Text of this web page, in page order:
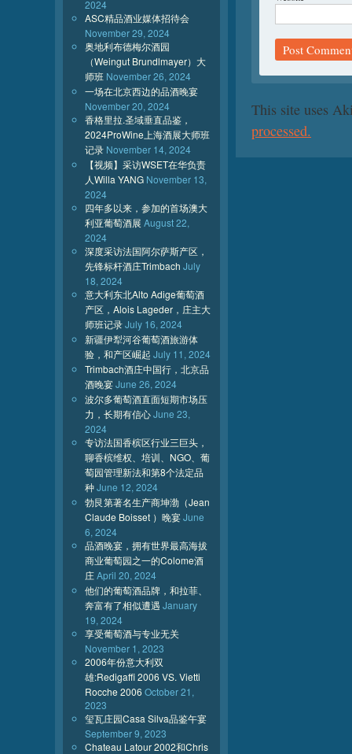
This site uses
processed.
2024
ASC精品酒业媒体招待会
November 29, 2024
奥地利布德梅尔酒园
（Weingut Brundlmayer）大
师班 November 26, 2024
一场在北京西边的品酒晚宴
November 20, 2024
香格里拉.圣域垂直品鉴，
2024ProWine上海酒展大师班
记录 November 14, 2024
【视频】采访WSET在华负责
人Willa YANG November 13,
2024
四年多以来，参加的首场澳大
利亚葡萄酒展 August 22,
2024
深度采访法国阿尔萨斯产区，
先锋标杆酒庄Trimbach July
18, 2024
意大利东北Alto Adige葡萄酒
产区，Alois Lageder，庄主大
师班记录July 16, 2024
新疆伊犁河谷葡萄酒旅游体
验，和产区崛起 July 11, 2024
Trimbach酒庄中国行，北京品
酒晚宴June 26, 2024
波尔多葡萄酒直面短期市场压
力，长期有信心June 23,
2024
专访法国香槟区行业三巨头，
聊香槟维权、培训、NGO、葡
萄园管理新法和第8个法定品
种June 12, 2024
勃艮第著名生产商坤渤（Jean
Claude Boisset ）晚宴June
6, 2024
品酒晚宴，拥有世界最高海拔
商业葡萄园之一的Colome酒
庄April 20, 2024
他们的葡萄酒品牌，和拉菲、
奔富有了相似遭遇 January
19, 2024
享受葡萄酒与专业无关
November 1, 2023
2006年份意大利双
雄:Redigaffi 2006 VS. Vietti
Rocche 2006 October 21,
2023
玺瓦庄园Casa Silva品鉴午宴
September 9, 2023
Chateau Latour 2002和Chris